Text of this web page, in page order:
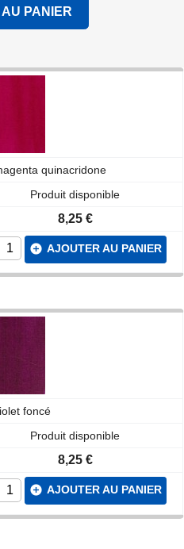
PANIER
quinacridone
Produit disponible
8,25 €
add_circle AJOUTER AU PANIER
foncé
Produit disponible
8,25 €
add_circle AJOUTER AU PANIER